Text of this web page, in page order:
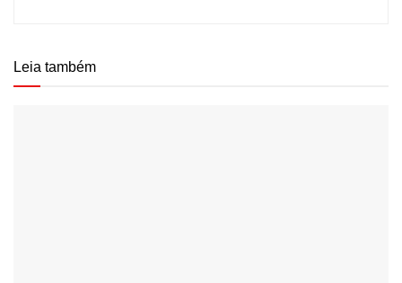
Leia também